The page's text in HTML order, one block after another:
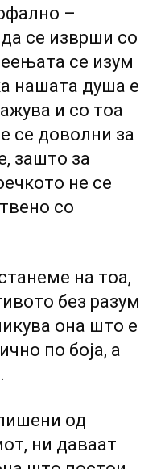
–
се изврши со
се изум
нашата душа е
и со тоа
се доволни за
зашто за
не се
со
на тоа,
без разум
она што е
по боја, а
од
ни даваат